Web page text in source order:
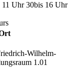
11 Uhr 30bis 16 Uhr
Wilhelm-
1.01